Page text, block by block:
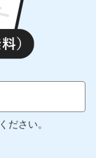
ださい。